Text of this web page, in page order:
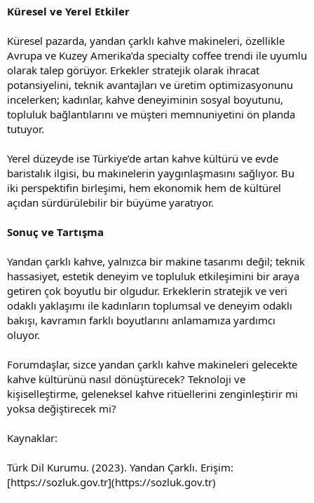
Küresel ve Yerel Etkiler
Küresel pazarda, yandan çarklı kahve makineleri, özellikle
Avrupa ve Kuzey Amerika’da specialty coffee trendi ile uyumlu
olarak talep görüyor. Erkekler stratejik olarak ihracat
potansiyelini, teknik avantajları ve üretim optimizasyonunu
incelerken; kadınlar, kahve deneyiminin sosyal boyutunu,
topluluk bağlantılarını ve müşteri memnuniyetini ön planda
tutuyor.
Yerel düzeyde ise Türkiye’de artan kahve kültürü ve evde
baristalık ilgisi, bu makinelerin yaygınlaşmasını sağlıyor. Bu
iki perspektifin birleşimi, hem ekonomik hem de kültürel
açıdan sürdürülebilir bir büyüme yaratıyor.
Sonuç ve Tartışma
Yandan çarklı kahve, yalnızca bir makine tasarımı değil; teknik
hassasiyet, estetik deneyim ve topluluk etkileşimini bir araya
getiren çok boyutlu bir olgudur. Erkeklerin stratejik ve veri
odaklı yaklaşımı ile kadınların toplumsal ve deneyim odaklı
bakışı, kavramın farklı boyutlarını anlamamıza yardımcı
oluyor.
Forumdaşlar, sizce yandan çarklı kahve makineleri gelecekte
kahve kültürünü nasıl dönüştürecek? Teknoloji ve
kişiselleştirme, geleneksel kahve ritüellerini zenginleştirir mi
yoksa değiştirecek mi?
Kaynaklar:
Türk Dil Kurumu. (2023). Yandan Çarklı. Erişim:
[https://sozluk.gov.tr](https://sozluk.gov.tr)